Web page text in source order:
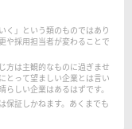
く」という類のものではあり
や採用担当者が変わることで
方は主観的なものに過ぎませ
とって望ましい企業とは言い
しい企業はあるはずです。
保証しかねます。あくまでも